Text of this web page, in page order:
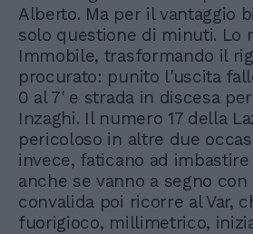
Alberto. Ma per il vantaggio
solo questione di minuti. Lo
Immobile, trasformando il
procurato: punito l'uscita
0 al 7' e strada in discesa
Inzaghi. Il numero 17 della
pericoloso in altre due
invece, faticano ad
anche se vanno a segno con
convalida poi ricorre al Var,
fuorigioco, millimetrico,